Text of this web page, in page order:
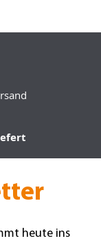
heute ins